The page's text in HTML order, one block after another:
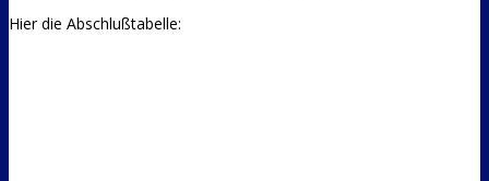
Hier die Abschlußtabelle: